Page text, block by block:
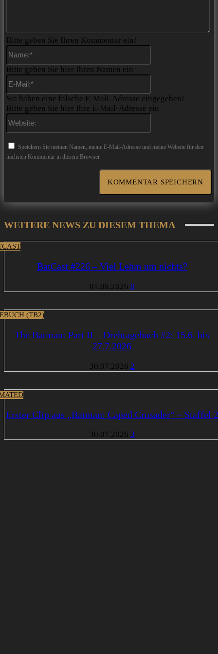
Bitte geben Sie Ihren Kommentar ein!
Bitte geben Sie hier Ihren Namen ein
Sie haben eine falsche E-Mail-Adresse eingegeben!
Bitte geben Sie hier Ihre E-Mail-Adresse ein
Speichern Sie meinen Namen, meine E-Mail-Adresse und meine Website für den
nächsten Kommentar in diesem Browser.
WEITERE NEWS ZU DIESEM THEMA
BatCast #226 – Viel Lehm um nichts?
01.08.2026 0
(TB2)
The Batman: Part II – Drehtagebuch #2: 15.6. bis
27.7.2026
30.07.2026 2
Erster Clip aus „Batman: Caped Crusader“ – Staffel 2
30.07.2026 3